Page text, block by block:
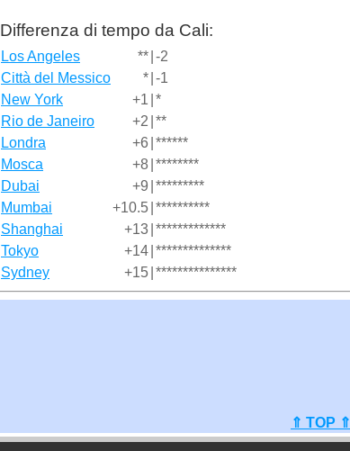
Differenza di tempo da Cali:
Los Angeles ** -2
Città del Messico
* -1
New York
+1 *
Rio de Janeiro
+2 **
Londra
+6 ******
Mosca
+8 ********
Dubai
+9 *********
Mumbai
+10.5 **********
Shanghai
+13 *************
Tokyo
+14 **************
Sydney
+15 ***************
⇑ TOP ⇑